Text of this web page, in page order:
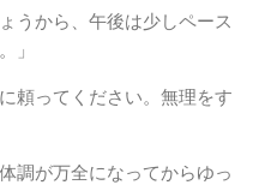
うから、午後は少しペース
」
頼ってください。無理をす
調が万全になってからゆっ